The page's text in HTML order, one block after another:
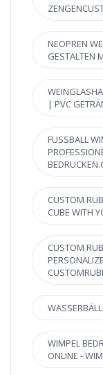
NEOPREN
GESTALTEN
| PVC
FUSSBALL
CUSTOM
CUBE WITH
CUSTOM
WIMPEL
ONLINE -